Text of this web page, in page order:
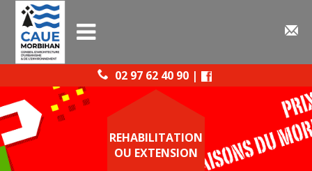
02 97 62 40 90 |
REHABILITATION
OU EXTENSION